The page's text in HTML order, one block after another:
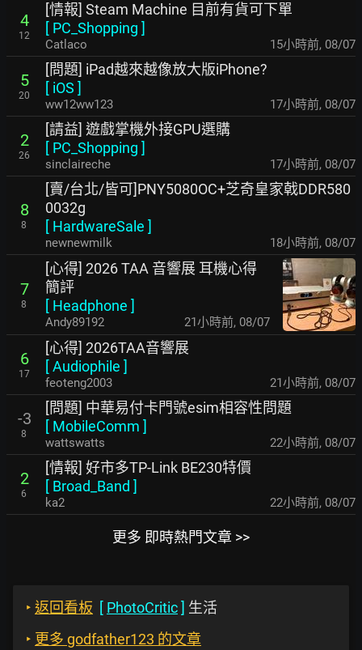
4
12
[情報] Steam Machine 目前有貨可下單
[ PC_Shopping ]
Catlaco 15小時前, 08/07
5
20
[問題] iPad越來越像放大版iPhone?
[ iOS ]
ww12ww123 17小時前, 08/07
2
26
[請益] 遊戲掌機外接GPU選購
[ PC_Shopping ]
sinclaireche 17小時前, 08/07
8
8
[賣/台北/皆可]PNY5080OC+芝奇皇家戟DDR580
0032g
[ HardwareSale ]
newnewmilk 18小時前, 08/07
7
8
[心得] 2026 TAA 音響展 耳機心得
簡評
[ Headphone ]
Andy89192 21小時前, 08/07
6
17
[心得] 2026TAA音響展
[Audiophile ]
feoteng2003 21小時前, 08/07
-3
8
[問題] 中華易付卡門號esim相容性問題
[ MobileComm ]
wattswatts 22小時前, 08/07
2
6
[情報] 好市多TP-Link BE230特價
[ Broad_Band ]
ka2 22小時前, 08/07
更多 即時熱門文章 >>
‣ 返回看板 [ PhotoCritic] 生活
‣ 更多 godfather123 的文章